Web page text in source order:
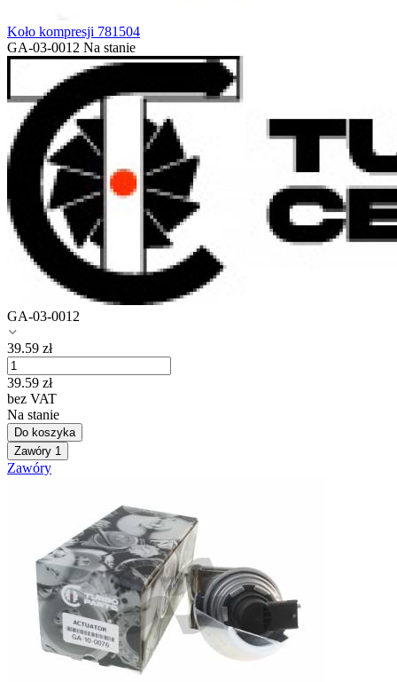
Koło kompresji 781504
GA-03-0012 Na stanie
GA-03-0012
39.59 zł
39.59 zł
bez VAT
Na stanie
Do koszyka
Zawóry 1
Zawóry